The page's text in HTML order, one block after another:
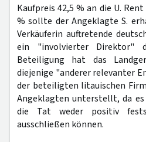
Kaufpreis 42,5 % an die U.
% sollte der Angeklagte S.
Verkäuferin auftretende
ein "involvierter Direktor"
Beteiligung hat das
diejenige "anderer relevanter
der beteiligten litauischen
Angeklagten unterstellt, da
die Tat weder positiv
ausschließen können.